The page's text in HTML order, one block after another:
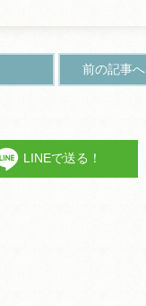
前の記事へ
LINEで送る！